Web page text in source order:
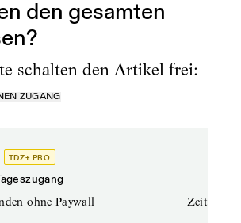
den gesamten
schalten den Artikel frei:
ZUGANG
TDZ+ PRO
ohne Paywall